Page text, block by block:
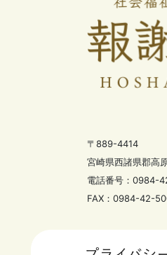
〒889-4414
宮崎県西諸県郡高
電話番号：0984-
FAX：0984-42-